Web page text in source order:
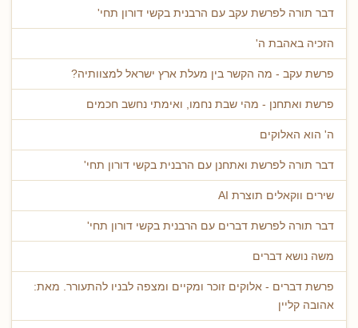
דבר תורה לפרשת עקב עם הרבנית בקשי דורון תחי'
הזכיה באהבת ה'
פרשת עקב - מה הקשר בין מעלת ארץ ישראל למצוותיה?
פרשת ואתחנן - מהי שבת נחמו, ואימתי נחשב חכמים
ה' הוא האלוקים
דבר תורה לפרשת ואתחנן עם הרבנית בקשי דורון תחי'
שירים ווקאלים תוצרת AI
דבר תורה לפרשת דברים עם הרבנית בקשי דורון תחי'
משה נושא דברים
פרשת דברים - אלוקים זוכר ומקיים ומצפה לבניו להתעורר. מאת:
אהובה קליין